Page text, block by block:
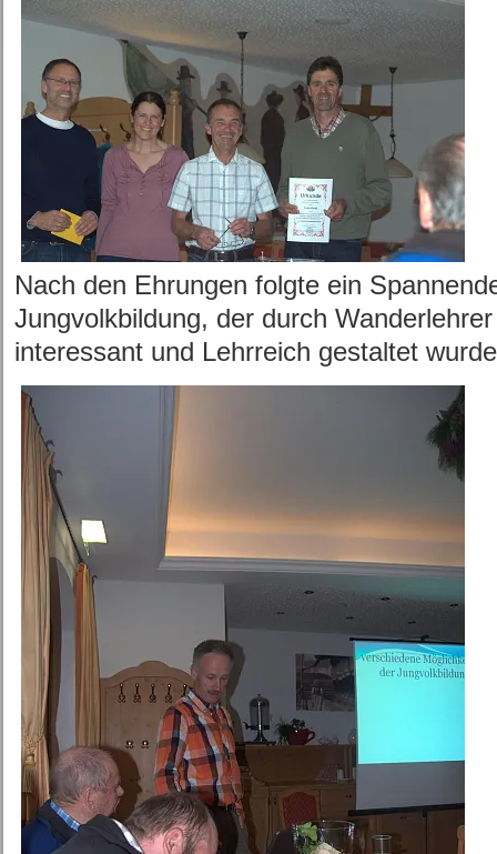
Nach den Ehrungen folgte ein
Jungvolkbildung, der durch
interessant und Lehrreich gestaltet